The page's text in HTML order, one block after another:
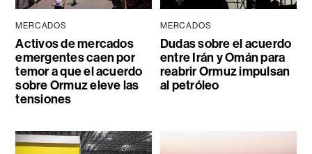
MERCADOS
Activos de mercados
emergentes caen por
temor a que el acuerdo
sobre Ormuz eleve las
tensiones
MERCADOS
Dudas sobre el acuerdo
entre Irán y Omán para
reabrir Ormuz impulsan
al petróleo